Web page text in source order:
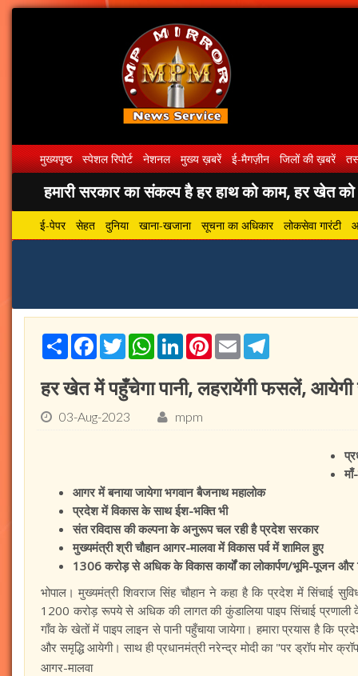
मुख्यपृष्ठ स्पेशल रिपोर्ट नेशनल मुख्य ख़बरें ई-मैगज़ीन जिलों की ख़बरें
हमारी सरकार का संकल्प है हर हाथ को काम, हर खेत को
ई-पेपर सेहत दुनिया खाना-खजाना सूचना का अधिकार लोकसेवा गारंटी
ShareFacebook
TwitterWhatsApp
LinkedInPinterest
Email
हर खेत में पहुँचेगा पानी, लहरायेंगी फसलें, आयेगी
03-Aug-2023 mpm
आगर में बनाया जायेगा भगवान बैजनाथ महालोक
प्रदेश में विकास के साथ ईश-भक्ति भी
संत रविदास की कल्पना के अनुरूप चल रही है प्रदेश सरकार
मुख्यमंत्री श्री चौहान आगर-मालवा में विकास पर्व में शामिल हुए
1306 करोड़ से अधिक के विकास कार्यों का लोकार्पण/भूमि-पूजन और
भोपाल। मुख्यमंत्री शिवराज सिंह चौहान ने कहा है कि प्रदेश में सिंचाई
1200 करोड़ रूपये से अधिक की लागत की कुंडालिया पाइप सिंचाई
गाँव के खेतों में पाइप लाइन से पानी पहुँचाया जायेगा। हमारा प्रयास है
और समृद्धि आयेगी। साथ ही प्रधानमंत्री नरेन्द्र मोदी का "पर ड्रॉप मोर
आगर-मालवा